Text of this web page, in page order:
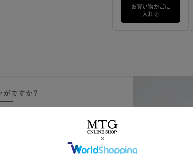
1本 セット
お買い物かごに
入れる